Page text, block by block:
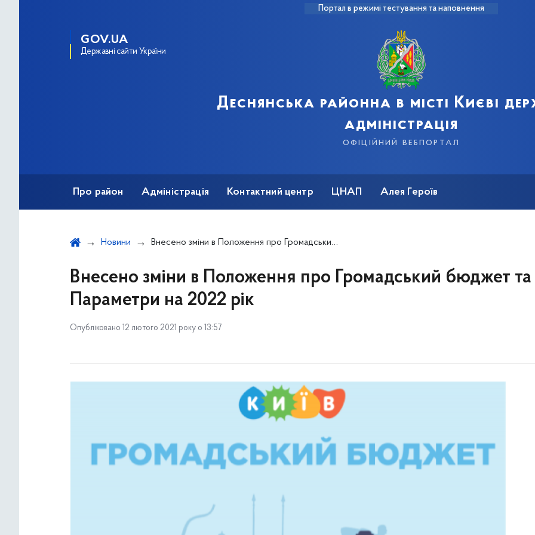
Портал в режимі тестування та наповнення
GOV.UA
Державні сайти України
Деснянська районна в місті Києві
адміністрація
офіційний вебпортал
Про район Адміністрація Контактний центр ЦНАП Алея Героїв
Новини Внесено зміни в Положення про Громадський бюджет та Параметри на 2022 рік
Внесено зміни в Положення про Громадський бюджет та
Параметри на 2022 рік
Опубліковано 12 лютого 2021 року о 13:57